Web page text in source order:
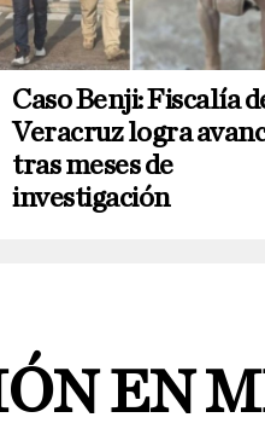
Caso Benji: Fiscalía
Veracruz logra
tras meses de
investigación
EN